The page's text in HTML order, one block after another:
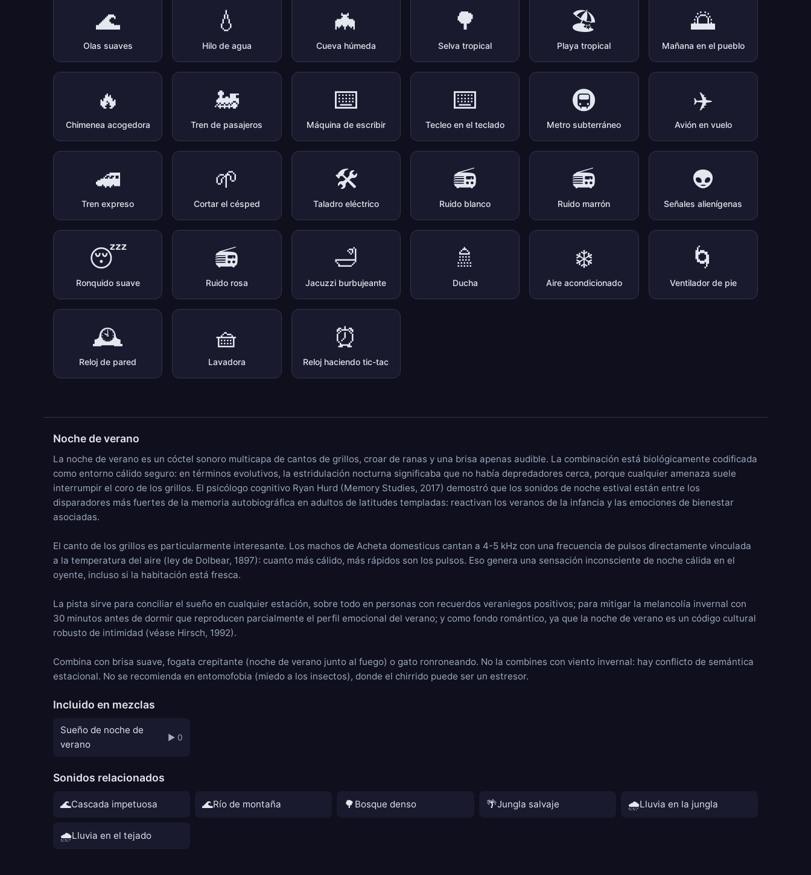
🌊
Olas suaves
💧
Hilo de agua
🦇
Cueva húmeda
🌳
Selva tropical
🏖️
Playa tropical
🌅
Mañana en el pueblo
🔥
Chimenea acogedora
🚂
Tren de pasajeros
⌨️
Máquina de escribir
⌨️
Tecleo en el teclado
🚇
Metro subterráneo
✈️
Avión en vuelo
🚄
Tren expreso
🌱
Cortar el césped
🛠️
Taladro eléctrico
📻
Ruido blanco
📻
Ruido marrón
👽
Señales alienígenas
😴
Ronquido suave
📻
Ruido rosa
🛁
Jacuzzi burbujeante
🚿
Ducha
❄️
Aire acondicionado
🌀
Ventilador de pie
🕰️
Reloj de pared
🧺
Lavadora
⏰
Reloj haciendo tic-tac
Noche de verano
La noche de verano es un cóctel sonoro multicapa de cantos de grillos, croar de ranas y una brisa apenas audible. La combinación está biológicamente codificada
como entorno cálido seguro: en términos evolutivos, la estridulación nocturna significaba que no había depredadores cerca, porque cualquier amenaza suele
interrumpir el coro de los grillos. El psicólogo cognitivo Ryan Hurd (Memory Studies, 2017) demostró que los sonidos de noche estival están entre los
disparadores más fuertes de la memoria autobiográfica en adultos de latitudes templadas: reactivan los veranos de la infancia y las emociones de bienestar
asociadas.
El canto de los grillos es particularmente interesante. Los machos de Acheta domesticus cantan a 4-5 kHz con una frecuencia de pulsos directamente vinculada
a la temperatura del aire (ley de Dolbear, 1897): cuanto más cálido, más rápidos son los pulsos. Eso genera una sensación inconsciente de noche cálida en el
oyente, incluso si la habitación está fresca.
La pista sirve para conciliar el sueño en cualquier estación, sobre todo en personas con recuerdos veraniegos positivos; para mitigar la melancolía invernal con
30 minutos antes de dormir que reproducen parcialmente el perfil emocional del verano; y como fondo romántico, ya que la noche de verano es un código cultural
robusto de intimidad (véase Hirsch, 1992).
Combina con brisa suave, fogata crepitante (noche de verano junto al fuego) o gato ronroneando. No la combines con viento invernal: hay conflicto de semántica
estacional. No se recomienda en entomofobia (miedo a los insectos), donde el chirrido puede ser un estresor.
Incluido en mezclas
Sueño de noche de
verano
▶ 0
Sonidos relacionados
🌊Cascada impetuosa 🌊Río de montaña 🌳 Bosque denso 🌴Jungla salvaje 🌧️Lluvia en la jungla
🌧️Lluvia en el tejado